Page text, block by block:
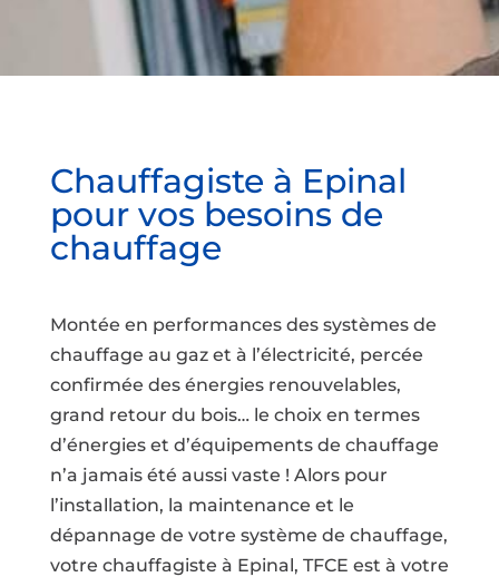
Chauffagiste à Epinal
pour vos besoins de
chauffage
Montée en performances des systèmes de
chauffage au gaz et à l’électricité, percée
confirmée des énergies renouvelables,
grand retour du bois… le choix en termes
d’énergies et d’équipements de chauffage
n’a jamais été aussi vaste ! Alors pour
l’installation, la maintenance et le
dépannage de votre système de chauffage,
votre chauffagiste à Epinal, TFCE est à votre